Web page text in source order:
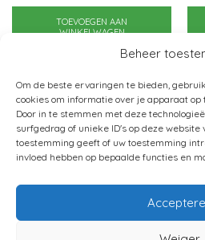
Beheer
Om de beste ervaringen te bieden,
cookies om informatie over je apparaat
Door in te stemmen met deze
surfgedrag of unieke ID's op deze website
toestemming geeft of uw toestemming
invloed hebben op bepaalde functies en
TOEVOEGEN AAN
WINKELWAGEN